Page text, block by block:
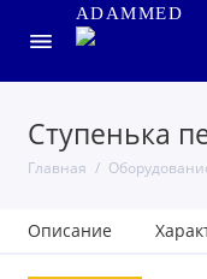
ADAMMED
Ступенька
Главная
Описание